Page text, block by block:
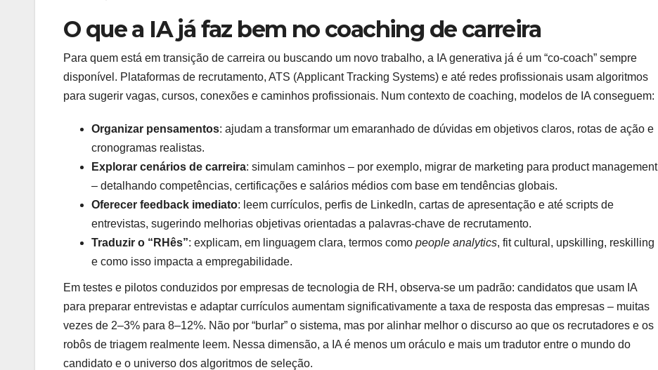
O que a IA já faz bem no coaching de carreira
Para quem está em transição de carreira ou buscando um novo trabalho, a IA generativa já é um “co-coach” sempre
disponível. Plataformas de recrutamento, ATS (Applicant Tracking Systems) e até redes profissionais usam algoritmos
para sugerir vagas, cursos, conexões e caminhos profissionais. Num contexto de coaching, modelos de IA conseguem:
Organizar pensamentos: ajudam a transformar um emaranhado de dúvidas em objetivos claros, rotas de ação e
cronogramas realistas.
Explorar cenários de carreira: simulam caminhos – por exemplo, migrar de marketing para product management
– detalhando competências, certificações e salários médios com base em tendências globais.
Oferecer feedback imediato: leem currículos, perfis de LinkedIn, cartas de apresentação e até scripts de
entrevistas, sugerindo melhorias objetivas orientadas a palavras-chave de recrutamento.
Traduzir o “RHês”: explicam, em linguagem clara, termos como people analytics, fit cultural, upskilling, reskilling
e como isso impacta a empregabilidade.
Em testes e pilotos conduzidos por empresas de tecnologia de RH, observa-se um padrão: candidatos que usam IA
para preparar entrevistas e adaptar currículos aumentam significativamente a taxa de resposta das empresas – muitas
vezes de 2–3% para 8–12%. Não por “burlar” o sistema, mas por alinhar melhor o discurso ao que os recrutadores e os
robôs de triagem realmente leem. Nessa dimensão, a IA é menos um oráculo e mais um tradutor entre o mundo do
candidato e o universo dos algoritmos de seleção.